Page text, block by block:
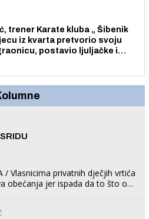
trener Karate kluba „ Šibenik
iz kvarta pretvorio svoju
postavio ljuljačke i
/ Vlasnicima privatnih dječjih vrtića
obećanja jer ispada da to što oni